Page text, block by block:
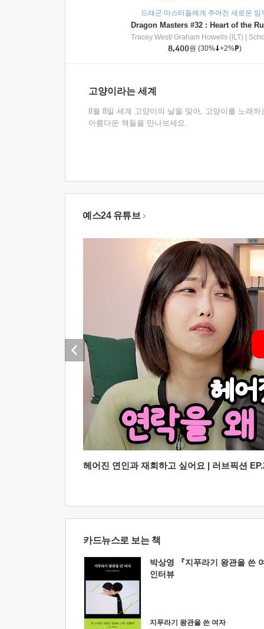
드래곤 마스터들에게 주어진 새로운 임
Tracey West/ Graham Howells (ILT)
8,400원 (30% +2% )
고양이라는 세계
8월 8일 세계 고양이의 날을 맞아, 고양이를 노래하
아름다운 책들을 만나보세요.
예스24 유튜브
헤어진 연인과 재회하고 싶어요 | 러브픽션
카드뉴스로 보는 책
박상영 『지푸라기 왕관을 쓴
인터뷰
지푸라기 왕관을 쓴 여자